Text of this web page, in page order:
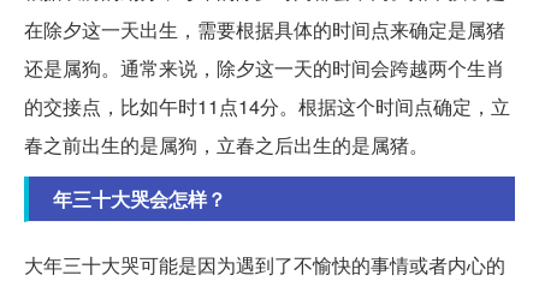
在除夕这一天出生，需要根据具体的时间点来确定是属猪
还是属狗。通常来说，除夕这一天的时间会跨越两个生肖
的交接点，比如午时11点14分。根据这个时间点确定，立
春之前出生的是属狗，立春之后出生的是属猪。
年三十大哭会怎样？
大年三十大哭可能是因为遇到了不愉快的事情或者内心的